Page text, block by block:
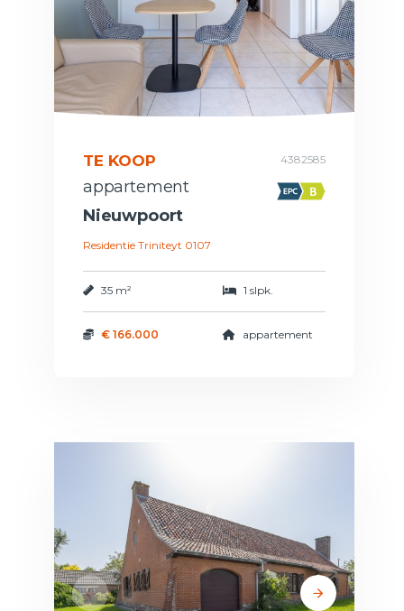
TE KOOP 4382585
appartement
Nieuwpoort
Residentie Triniteyt 0107
35 m² 1 slpk.
€ 166.000 appartement